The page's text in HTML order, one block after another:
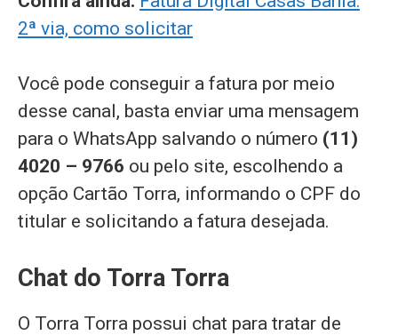
2ª via, como solicitar
Você pode conseguir a fatura por meio
desse canal, basta enviar uma mensagem
para o WhatsApp salvando o número (11)
4020 – 9766 ou pelo site, escolhendo a
opção Cartão Torra, informando o CPF do
titular e solicitando a fatura desejada.
Chat do Torra Torra
O Torra Torra possui chat para tratar de